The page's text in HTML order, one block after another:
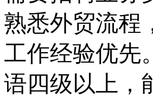
熟悉外贸流程
工作经验优先
语四级以上，